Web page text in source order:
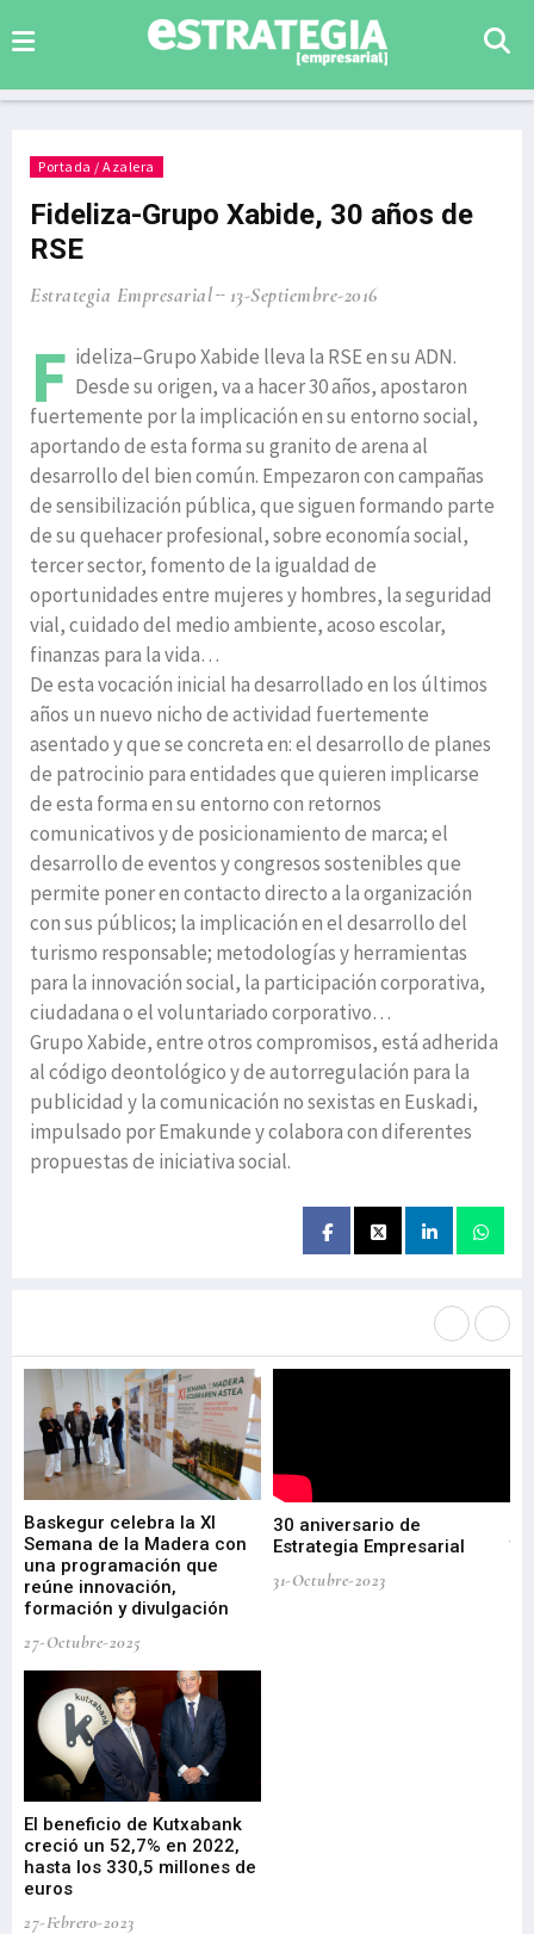
Portada / Azalera
Fideliza-Grupo Xabide, 30 años de
RSE
Estrategia Empresarial 13-Septiembre-2016
F ideliza–Grupo Xabide lleva la RSE en su ADN.
Desde su origen, va a hacer 30 años, apostaron
fuertemente por la implicación en su entorno social,
aportando de esta forma su granito de arena al
desarrollo del bien común. Empezaron con campañas
de sensibilización pública, que siguen formando parte
de su quehacer profesional, sobre economía social,
tercer sector, fomento de la igualdad de
oportunidades entre mujeres y hombres, la seguridad
vial, cuidado del medio ambiente, acoso escolar,
finanzas para la vida…
De esta vocación inicial ha desarrollado en los últimos
años un nuevo nicho de actividad fuertemente
asentado y que se concreta en: el desarrollo de planes
de patrocinio para entidades que quieren implicarse
de esta forma en su entorno con retornos
comunicativos y de posicionamiento de marca; el
desarrollo de eventos y congresos sostenibles que
permite poner en contacto directo a la organización
con sus públicos; la implicación en el desarrollo del
turismo responsable; metodologías y herramientas
para la innovación social, la participación corporativa,
ciudadana o el voluntariado corporativo…
Grupo Xabide, entre otros compromisos, está adherida
al código deontológico y de autorregulación para la
publicidad y la comunicación no sexistas en Euskadi,
impulsado por Emakunde y colabora con diferentes
propuestas de iniciativa social.
Baskegur celebra la XI
Semana de la Madera con
una programación que
reúne innovación,
formación y divulgación
27-Octubre-2025
30 aniversario de
Estrategia Empresarial
31-Octubre-2023
El beneficio de Kutxabank
creció un 52,7% en 2022,
hasta los 330,5 millones de
euros
27-Febrero-2023